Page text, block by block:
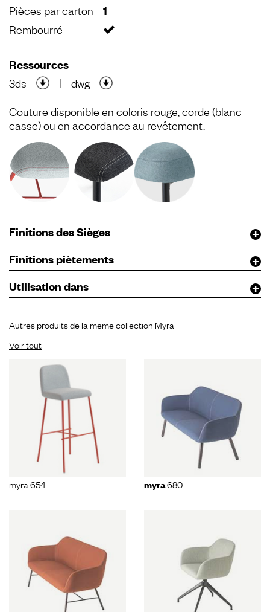
Pièces par carton 1
Rembourré
Ressources
3ds |
dwg
Couture disponible en coloris rouge, corde (blanc
casse) ou en accordance au revêtement.
Finitions des Sièges
Finitions piètements
Utilisation dans
Autres produits de la meme collection Myra
Voir tout
myra 654 myra680